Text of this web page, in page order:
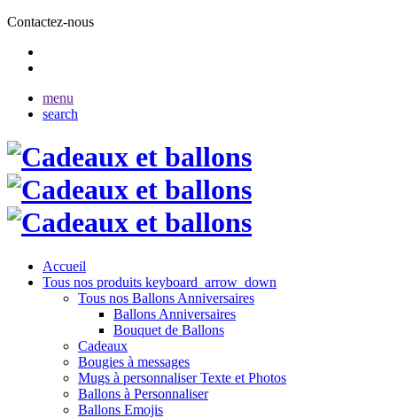
Contactez-nous
menu
search
Accueil
Tous nos produits keyboard_arrow_down
Tous nos Ballons Anniversaires
Ballons Anniversaires
Bouquet de Ballons
Cadeaux
Bougies à messages
Mugs à personnaliser Texte et Photos
Ballons à Personnaliser
Ballons Emojis